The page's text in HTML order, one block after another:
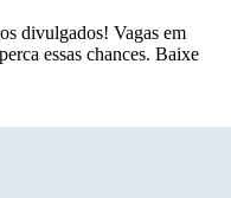
divulgados! Vagas em
essas chances. Baixe